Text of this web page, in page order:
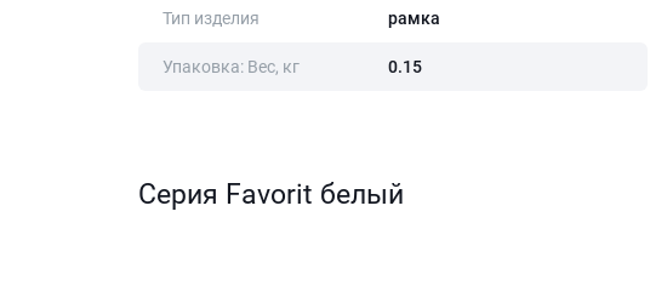
Тип изделия рамка
Упаковка: Вес, кг 0.15
Серия Favorit белый